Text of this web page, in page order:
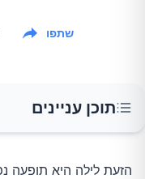
שתפו
תוכן עניינים
מהי הזעת לילה?
הזעת לילה היא תופעה